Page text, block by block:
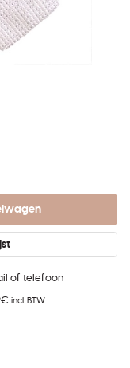
of telefoon
incl. BTW